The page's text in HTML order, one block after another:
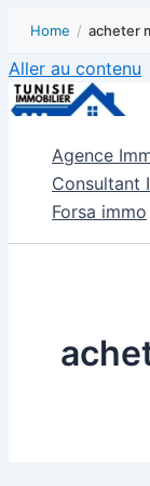
Home / acheter
Aller au contenu
Agence
Consultant
Forsa immo